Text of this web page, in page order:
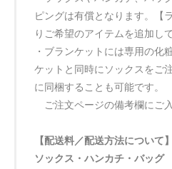
ピングは有償となります。【
りご希望のアイテムを追加し
・ブランケットには専用の化
ケットと同時にソックスをご
に同梱することも可能です。
ご注文ページの備考欄にご入
【配送料／配送方法について】
ソックス・ハンカチ・バッ